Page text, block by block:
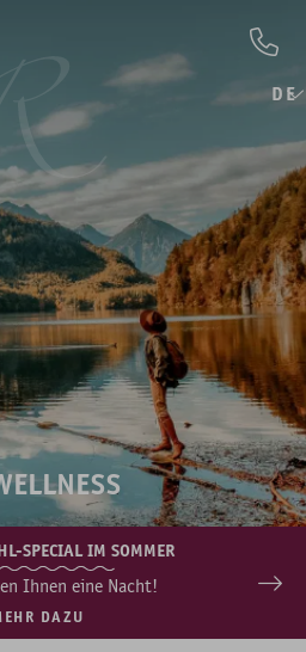
DE
SPECIAL IM SOMMER
Ihnen eine Nacht!
DAZU